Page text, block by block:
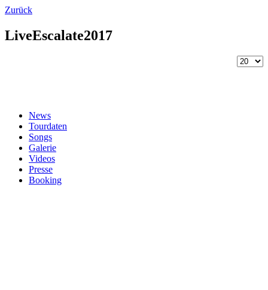
Zurück
LiveEscalate2017
News
Tourdaten
Songs
Galerie
Videos
Presse
Booking